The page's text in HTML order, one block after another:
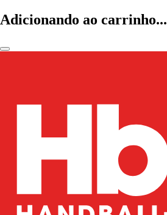
Adicionando ao carrinho...